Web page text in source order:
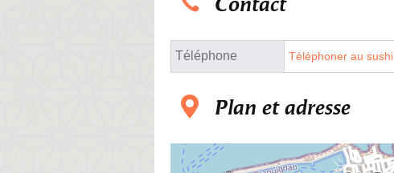
Téléphone Téléphoner au sushi
Plan et adresse